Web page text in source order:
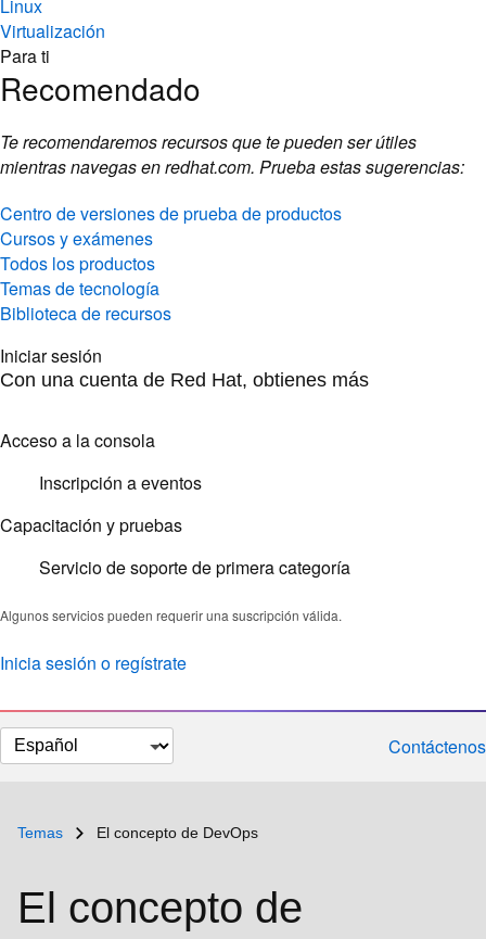
Linux
Virtualización
Para ti
Recomendado
Te recomendaremos recursos que te pueden ser útiles
mientras navegas en redhat.com. Prueba estas sugerencias:
Centro de versiones de prueba de productos
Cursos y exámenes
Todos los productos
Temas de tecnología
Biblioteca de recursos
Iniciar sesión
Con una cuenta de Red Hat, obtienes más
Acceso a la consola
Inscripción a eventos
Capacitación y pruebas
Servicio de soporte de primera categoría
Algunos servicios pueden requerir una suscripción válida.
Inicia sesión o regístrate
Cambiar
el
Contáctenos
Temas El concepto de DevOps
El concepto de